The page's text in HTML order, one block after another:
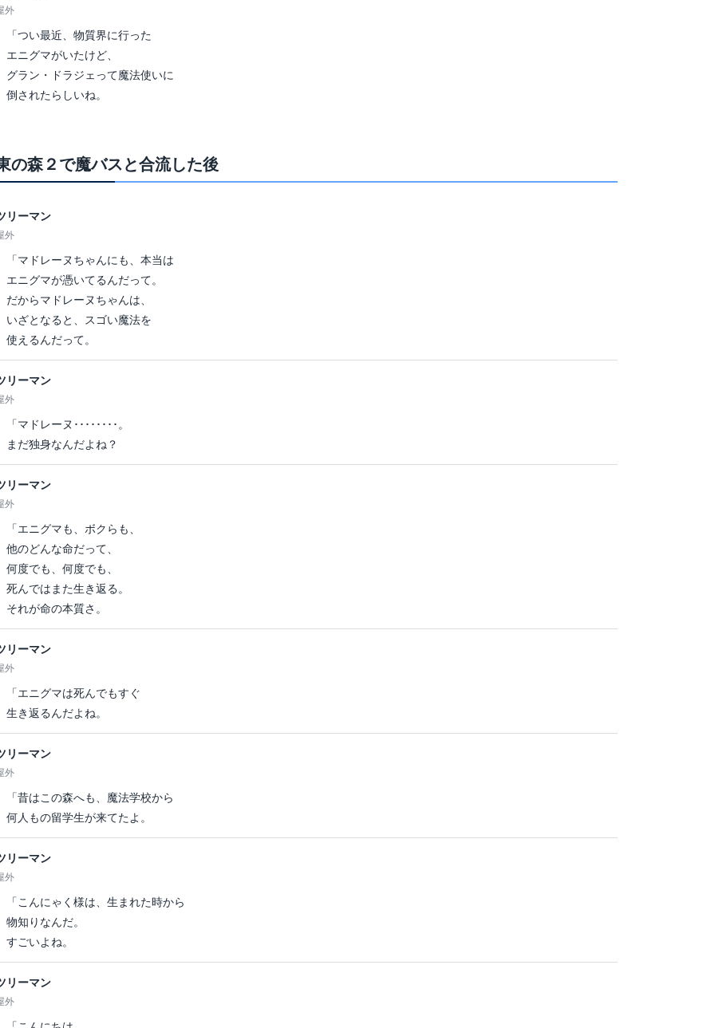
外
「つい最近、物質界に行った
エニグマがいたけど、
グラン・ドラジェって魔法使いに
倒されたらしいね。
の森２で魔バスと合流した後
リーマン
外
「マドレーヌちゃんにも、本当は
エニグマが憑いてるんだって。
だからマドレーヌちゃんは、
いざとなると、スゴい魔法を
使えるんだって。
リーマン
外
「マドレーヌ････････。
まだ独身なんだよね？
リーマン
外
「エニグマも、ボクらも、
他のどんな命だって、
何度でも、何度でも、
死んではまた生き返る。
それが命の本質さ。
リーマン
外
「エニグマは死んでもすぐ
生き返るんだよね。
リーマン
外
「昔はこの森へも、魔法学校から
何人もの留学生が来てたよ。
リーマン
外
「こんにゃく様は、生まれた時から
物知りなんだ。
すごいよね。
リーマン
外